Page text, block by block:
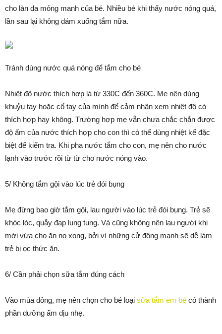
cho làn da mỏng manh của bé. Nhiều bé khi thấy nước nóng quá,
lần sau lại không dám xuống tắm nữa.
Tránh dùng nước quá nóng để tắm cho bé
Nhiệt độ nước thích hợp là từ 330C đến 360C. Mẹ nên dùng
khuỷu tay hoặc cổ tay của mình để cảm nhận xem nhiệt độ có
thích hợp hay không. Trường hợp mẹ vẫn chưa chắc chắn được
độ ấm của nước thích hợp cho con thì có thể dùng nhiệt kế đặc
biệt để kiểm tra. Khi pha nước tắm cho con, mẹ nên cho nước
lạnh vào trước rồi từ từ cho nước nóng vào.
5/ Không tắm gội vào lúc trẻ đói bụng
Mẹ đừng bao giờ tắm gội, lau người vào lúc trẻ đói bụng. Trẻ sẽ
khóc lóc, quẫy đạp lung tung. Và cũng không nên lau người khi
mới vừa cho ăn no xong, bởi vì những cử động mạnh sẽ dễ làm
trẻ bị ọc thức ăn.
6/ Cần phải chọn sữa tắm đúng cách
Vào mùa đông, mẹ nên chọn cho bé loại sữa tắm em bé có thành
phần dưỡng ẩm dịu nhẹ.